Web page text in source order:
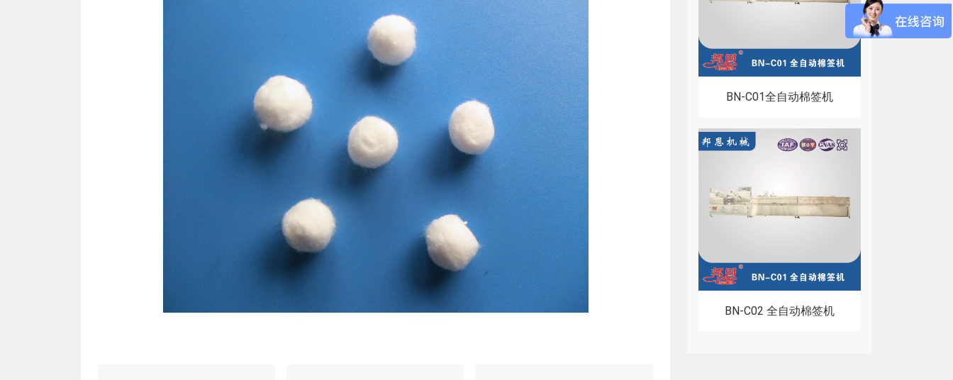
BN-C01全自动棉签机
BN-C02 全自动棉签机